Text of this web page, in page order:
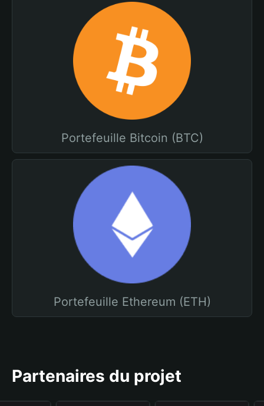
Portefeuille Bitcoin (BTC)
Portefeuille Ethereum (ETH)
Partenaires du projet